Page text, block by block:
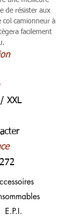
de résister aux
col camionneur à
facilement
XXL
E.P.I.